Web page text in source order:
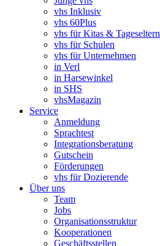
vhs Inklusiv
vhs 60Plus
vhs für Kitas & Tageseltern
vhs für Schulen
vhs für Unternehmen
in Verl
in Harsewinkel
in SHS
vhsMagazin
Service
Anmeldung
Sprachtest
Integrationsberatung
Gutschein
Förderungen
vhs für Dozierende
Über uns
Team
Jobs
Organisationsstruktur
Kooperationen
Geschäftsstellen